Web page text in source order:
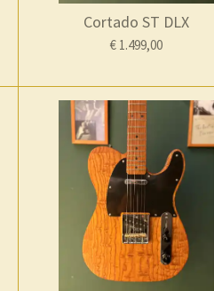
Cortado ST DLX
€ 1.499,00